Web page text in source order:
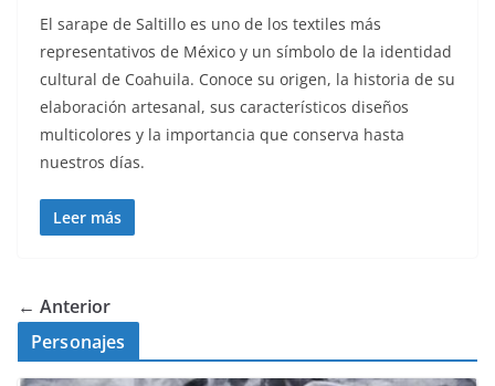
El sarape de Saltillo es uno de los textiles más
representativos de México y un símbolo de la identidad
cultural de Coahuila. Conoce su origen, la historia de su
elaboración artesanal, sus característicos diseños
multicolores y la importancia que conserva hasta
nuestros días.
Leer más
← Anterior
Personajes